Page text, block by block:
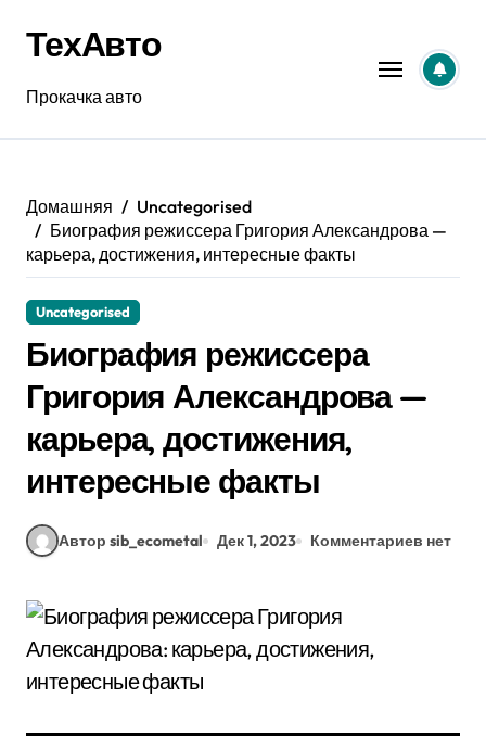
содержанию
ТехАвто
Прокачка авто
Домашняя
Uncategorised
Биография режиссера Григория Александрова —
карьера, достижения, интересные факты
Uncategorised
Биография режиссера
Григория Александрова —
карьера, достижения,
интересные факты
Автор sib_ecometal Дек 1, 2023 Комментариев нет